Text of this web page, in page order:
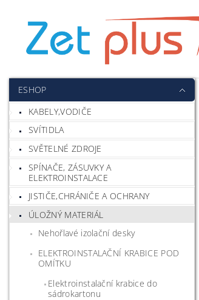
ESHOP
KABELY,VODIČE
SVÍTIDLA
SVĚTELNÉ ZDROJE
SPÍNAČE, ZÁSUVKY A
ELEKTROINSTALACE
JISTIČE,CHRÁNIČE A OCHRANY
ÚLOŽNÝ MATERIÁL
Nehořlavé izolační desky
ELEKTROINSTALAČNÍ KRABICE POD
OMÍTKU
Elektroinstalační krabice do
sádrokartonu